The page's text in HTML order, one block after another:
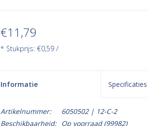
€11,79
* Stukprijs: €0,59 /
Informatie Specificaties
Artikelnummer:
6050502 | 12-C-2
Beschikbaarheid:
Op voorraad(99982)